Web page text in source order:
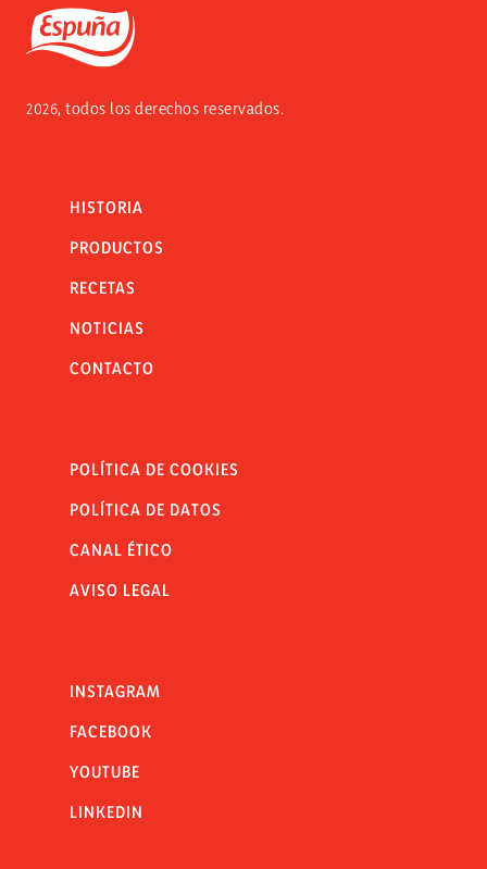
Espuña
2026, todos los derechos reservados.
HISTORIA
PRODUCTOS
RECETAS
NOTICIAS
CONTACTO
POLÍTICA DE COOKIES
POLÍTICA DE DATOS
CANAL ÉTICO
AVISO LEGAL
INSTAGRAM
FACEBOOK
YOUTUBE
LINKEDIN